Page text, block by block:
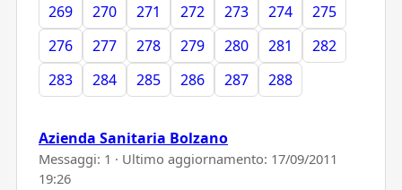
269
270 271 272 273 274
275
276
277 278 279 280 281
282
283
284 285 286 287 288
Azienda Sanitaria Bolzano
Messaggi: 1 · Ultimo aggiornamento: 17/09/2011
19:26